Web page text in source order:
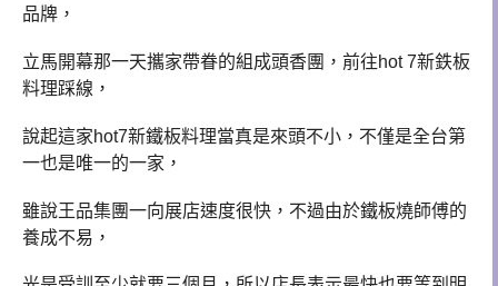
品牌，
立馬開幕那一天攜家帶眷的組成頭香團，前往hot 7新鉄板
料理踩線，
說起這家hot7新鐵板料理當真是來頭不小，不僅是全台第
一也是唯一的一家，
雖說王品集團一向展店速度很快，不過由於鐵板燒師傅的
養成不易，